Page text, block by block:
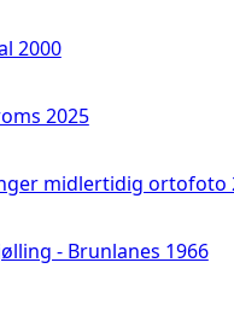
2000
2025
midlertidig ortofoto
- Brunlanes 1966